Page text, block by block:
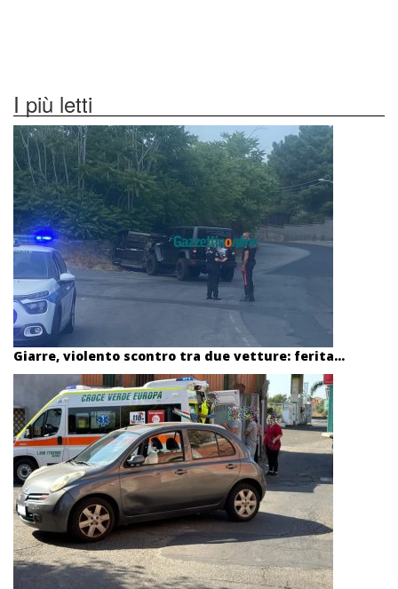
I più letti
Giarre, violento scontro tra due vetture: ferita...